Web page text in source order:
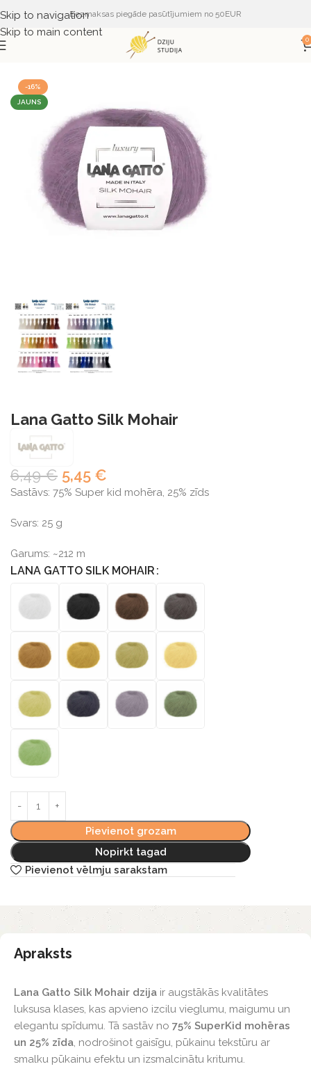
Skip to navigation
Skip to main content
Bezmaksas piegāde pasūtījumiem no 50EUR
0
DZIJA PĒC RAŽOTĀJA
-16%
JAUNS
Lana Gatto Silk Mohair
6,49€ 5,45 €
Sastāvs: 75% Super kid mohēra, 25% zīds
Svars: 25 g
Garums: ~212 m
LANA GATTO SILK MOHAIR
Pievienot grozam
Nopirkt tagad
Pievienot vēlmju sarakstam
Apraksts
Lana Gatto Silk Mohair dzija ir augstākās kvalitātes
luksusa klases, kas apvieno izcilu vieglumu, maigumu un
elegantu spīdumu. Tā sastāv no 75% SuperKid mohēras
un 25% zīda, nodrošinot gaisīgu, pūkainu tekstūru ar
smalku pūkainu efektu un izsmalcinātu kritumu.